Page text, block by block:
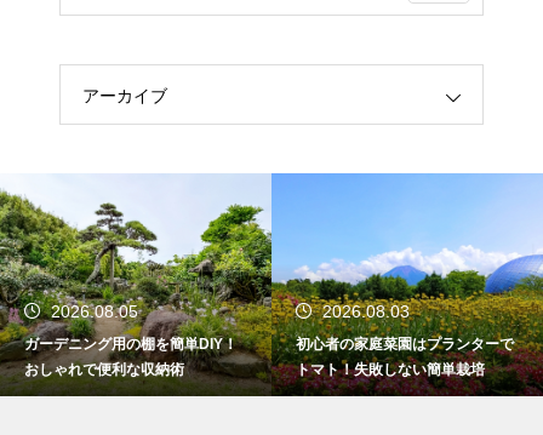
アーカイブ
2026.08.05
ガーデニング用の棚を簡単DIY！
おしゃれで便利な収納術
2026.08.03
初心者の家庭菜園はプランターで
トマト！失敗しない簡単栽培